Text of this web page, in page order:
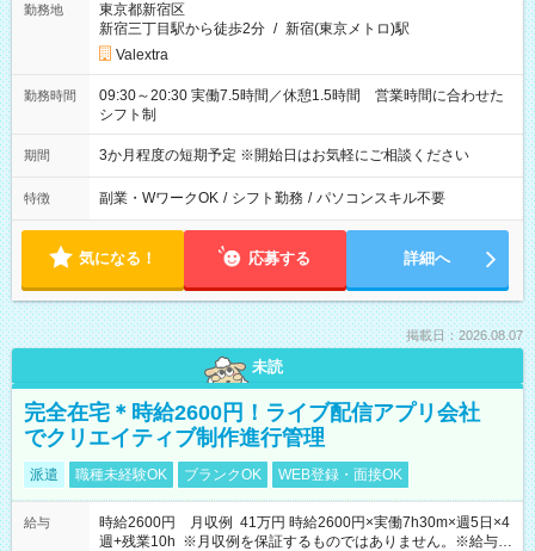
勤務地
東京都新宿区
新宿三丁目駅から徒歩2分 / 新宿(東京メトロ)駅
Valextra
勤務時間
09:30～20:30 実働7.5時間／休憩1.5時間 営業時間に合わせた
シフト制
期間 3か月程度の短期予定 ※開始日はお気軽にご相談ください
特徴 副業・WワークOK / シフト勤務 / パソコンスキル不要
気になる！ 応募する 詳細へ
掲載日：2026.08.07
未読
完全在宅＊時給2600円！ライブ配信アプリ会社
でクリエイティブ制作進行管理
派遣 職種未経験OK ブランクOK WEB登録・面接OK
給与
時給2600円 月収例 41万円 時給2600円×実働7h30m×週5日×4
週+残業10h ※月収例を保証するものではありません。※給与即